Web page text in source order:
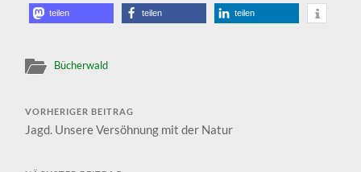
teilen teilen teilen
Bücherwald
VORHERIGER BEITRAG
Jagd. Unsere Versöhnung mit der Natur